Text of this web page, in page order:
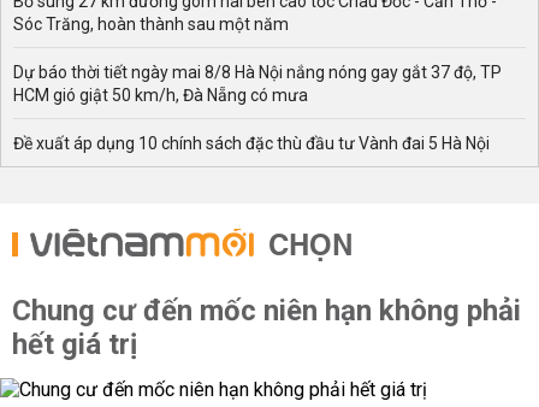
Sóc Trăng, hoàn thành sau một năm
Dự báo thời tiết ngày mai 8/8 Hà Nội nắng nóng gay gắt 37 độ, TP
HCM gió giật 50 km/h, Đà Nẵng có mưa
Đề xuất áp dụng 10 chính sách đặc thù đầu tư Vành đai 5 Hà Nội
CHỌN
Chung cư đến mốc niên hạn không phải
hết giá trị